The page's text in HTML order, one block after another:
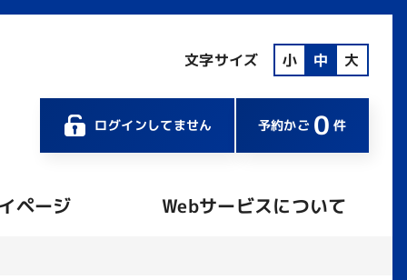
文字サイズ 小 中 大
ログインしてません 予約かご 0 件
ページ Webサービスについて